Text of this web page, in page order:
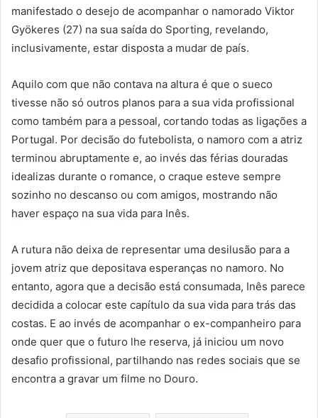
manifestado o desejo de acompanhar o namorado Viktor
Gyökeres (27) na sua saída do Sporting, revelando,
inclusivamente, estar disposta a mudar de país.
Aquilo com que não contava na altura é que o sueco
tivesse não só outros planos para a sua vida profissional
como também para a pessoal, cortando todas as ligações a
Portugal. Por decisão do futebolista, o namoro com a atriz
terminou abruptamente e, ao invés das férias douradas
idealizas durante o romance, o craque esteve sempre
sozinho no descanso ou com amigos, mostrando não
haver espaço na sua vida para Inês.
A rutura não deixa de representar uma desilusão para a
jovem atriz que depositava esperanças no namoro. No
entanto, agora que a decisão está consumada, Inês parece
decidida a colocar este capítulo da sua vida para trás das
costas. E ao invés de acompanhar o ex-companheiro para
onde quer que o futuro lhe reserva, já iniciou um novo
desafio profissional, partilhando nas redes sociais que se
encontra a gravar um filme no Douro.